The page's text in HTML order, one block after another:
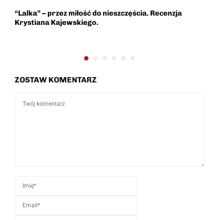
“Lalka” – przez miłość do nieszczęścia. Recenzja
Krystiana Kajewskiego.
ZOSTAW KOMENTARZ